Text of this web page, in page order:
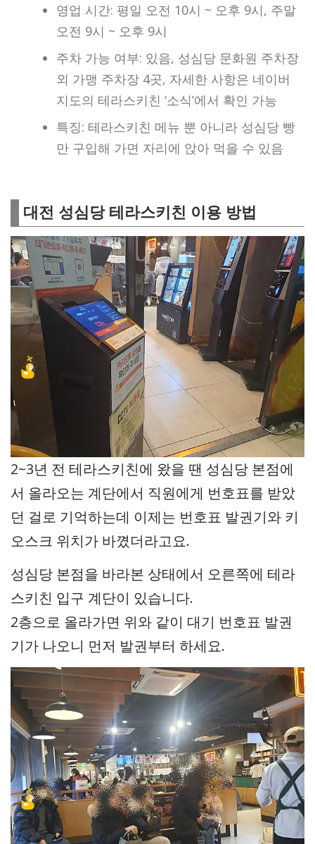
영업 시간: 평일 오전 10시 ~ 오후 9시, 주말
오전 9시 ~ 오후 9시
주차 가능 여부: 있음, 성심당 문화원 주차장
외 가맹 주차장 4곳, 자세한 사항은 네이버
지도의 테라스키친 ‘소식’에서 확인 가능
특징: 테라스키친 메뉴 뿐 아니라 성심당 빵
만 구입해 가면 자리에 앉아 먹을 수 있음
대전 성심당 테라스키친 이용 방법
2~3년 전 테라스키친에 왔을 땐 성심당 본점에
서 올라오는 계단에서 직원에게 번호표를 받았
던 걸로 기억하는데 이제는 번호표 발권기와 키
오스크 위치가 바꼈더라고요.
성심당 본점을 바라본 상태에서 오른쪽에 테라
스키친 입구 계단이 있습니다.
2층으로 올라가면 위와 같이 대기 번호표 발권
기가 나오니 먼저 발권부터 하세요.